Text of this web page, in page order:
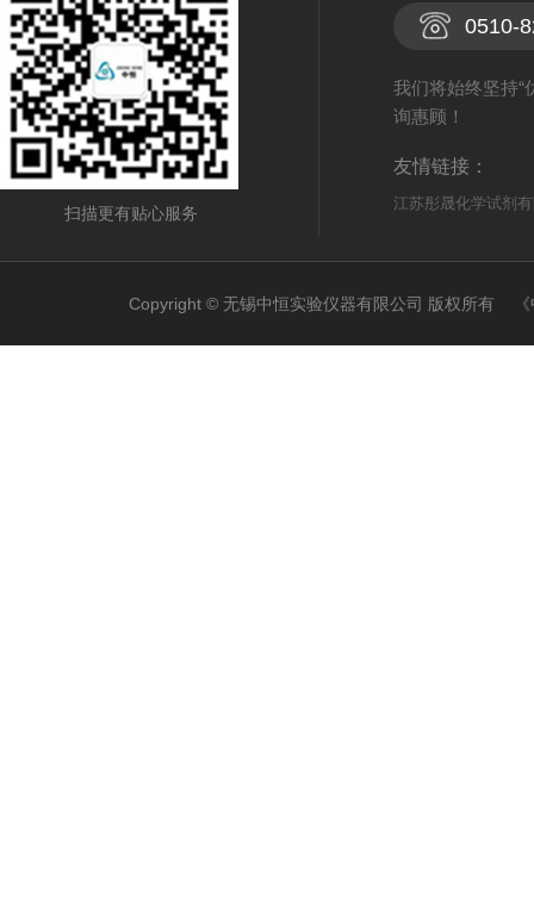
扫描更有贴心服务
0510-
我们将始终坚持“
询惠顾！
友情链接：
江苏彤晟化学试剂
Copyright © 无锡中恒实验仪器有限公司 版权所有 《